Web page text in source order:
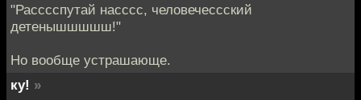
"Расссспутай насссс, человечессский
детенышшшшш!"
Но вообще устрашающе.
ку! »